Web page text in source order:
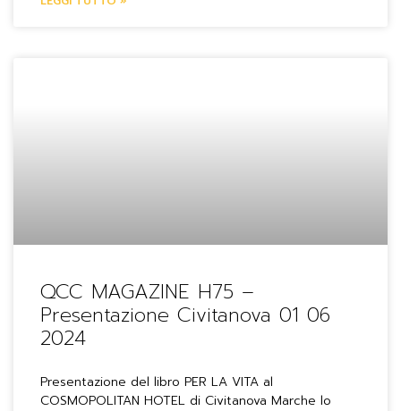
QCC MAGAZINE H75 –
Presentazione Civitanova 01 06
2024
Presentazione del libro PER LA VITA al
COSMOPOLITAN HOTEL di Civitanova Marche lo